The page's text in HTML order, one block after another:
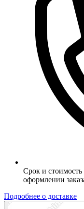
Срок и стоимость
оформлении
Подробнее о доставке